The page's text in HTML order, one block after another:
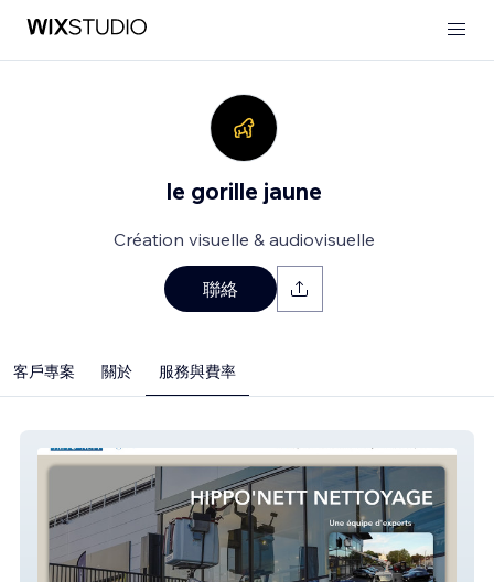
le gorille jaune
Création visuelle & audiovisuelle
聯絡
客戶專案 關於 服務與費率